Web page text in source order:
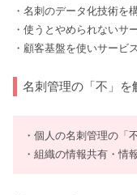
・名刺のデータ化技術を
・使うとやめられないサ
・顧客基盤を使いサービ
名刺管理の「不」を
・個人の名刺管理の「
・組織の情報共有・情